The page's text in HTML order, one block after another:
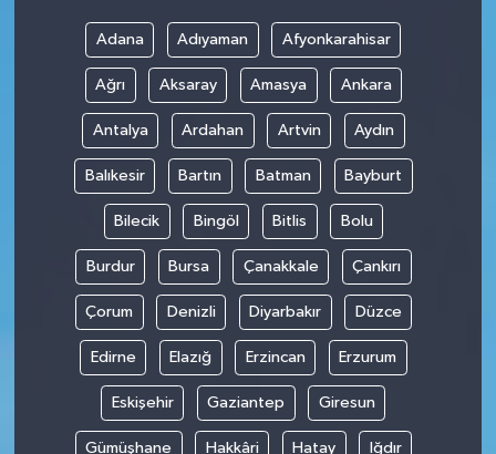
Adana Adıyaman Afyonkarahisar
Ağrı Aksaray Amasya Ankara
Antalya Ardahan Artvin Aydın
Balıkesir Bartın Batman Bayburt
Bilecik Bingöl Bitlis Bolu
Burdur Bursa Çanakkale Çankırı
Çorum Denizli Diyarbakır Düzce
Edirne Elazığ Erzincan Erzurum
Eskişehir Gaziantep Giresun
Gümüşhane Hakkâri Hatay Iğdır